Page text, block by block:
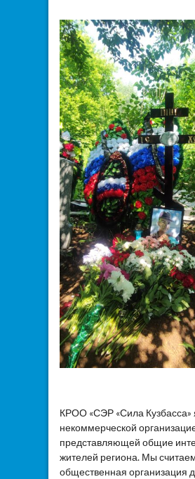
КРОО «СЭР «Сила Кузбасса»
некоммерческой
представляющей общие
жителей региона. Мы
общественная организация